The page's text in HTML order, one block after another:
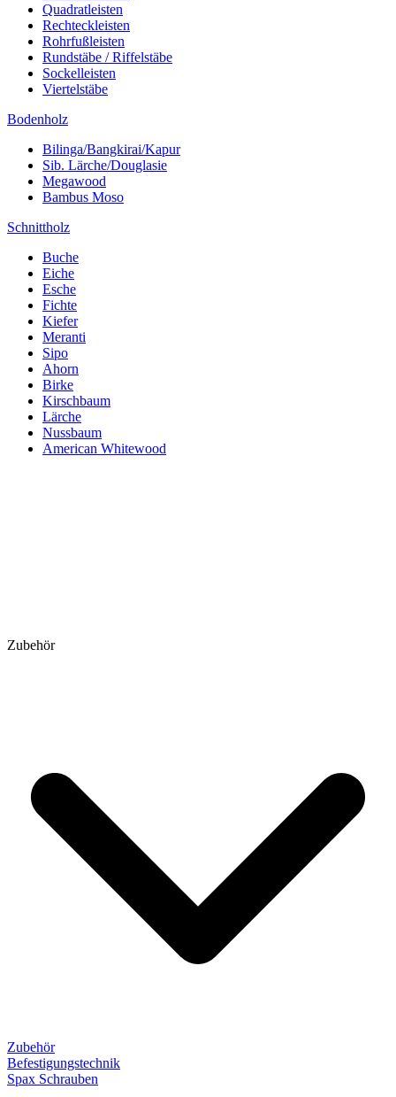
Quadratleisten
Rechteckleisten
Rohrfußleisten
Rundstäbe / Riffelstäbe
Sockelleisten
Viertelstäbe
Bodenholz
Bilinga/Bangkirai/Kapur
Sib. Lärche/Douglasie
Megawood
Bambus Moso
Schnittholz
Buche
Eiche
Esche
Fichte
Kiefer
Meranti
Sipo
Ahorn
Birke
Kirschbaum
Lärche
Nussbaum
American Whitewood
Zubehör
Zubehör
Befestigungstechnik
Spax Schrauben